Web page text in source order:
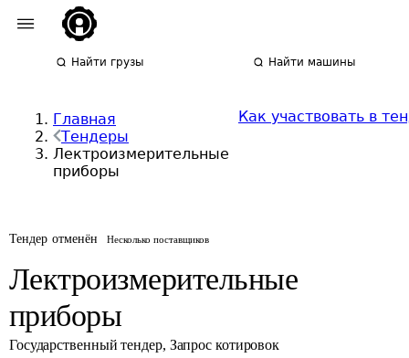
Найти грузы Найти машины
Главная
Тендеры
Лектроизмерительные
приборы
Как участвовать в
Тендер отменён Несколько поставщиков
Лектроизмерительные
приборы
Государственный тендер, Запрос котировок